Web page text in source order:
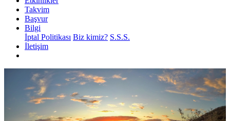
Takvim
Başvur
Bilgi
İptal Politikası Biz kimiz? S.S.S.
İletişim